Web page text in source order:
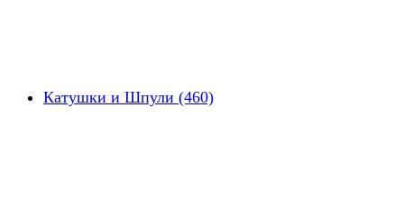
Катушки и Шпули (460)